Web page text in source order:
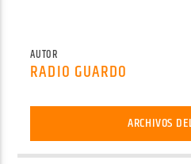
AUTOR
RADIO GUARDO
ARCHIVOS